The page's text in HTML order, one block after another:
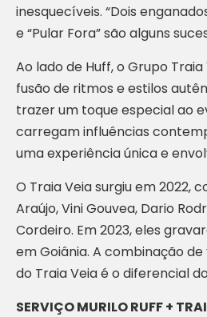
inesquecíveis. “Dois
e “Pular Fora” são alguns
Ao lado de Huff, o Grupo
fusão de ritmos e estilos
trazer um toque especial ao
carregam influências
uma experiência única e
O Traia Veia surgiu em 2022,
Araújo, Vini Gouvea, Dario
Cordeiro. Em 2023, eles
em Goiânia. A combinação
do Traia Veia é o diferencial
SERVIÇO MURILO RUFF +